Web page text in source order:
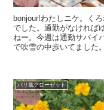
bonjour!わたしニケ。く
でした。通勤がなければ
ねー。今週は通勤サバイ
で吹雪の中歩いてました
パリ風クローゼット